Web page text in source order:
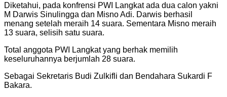
Diketahui, pada konfrensi PWI Langkat ada dua calon yakni
M Darwis Sinulingga dan Misno Adi. Darwis berhasil
menang setelah meraih 14 suara. Sementara Misno meraih
13 suara, selisih satu suara.
Total anggota PWI Langkat yang berhak memilih
keseluruhannya berjumlah 28 suara.
Sebagai Sekretaris Budi Zulkifli dan Bendahara Sukardi F
Bakara.